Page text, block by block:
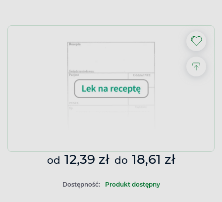
od 12,39 zł do 18,61 zł
Dostępność: Produkt dostępny